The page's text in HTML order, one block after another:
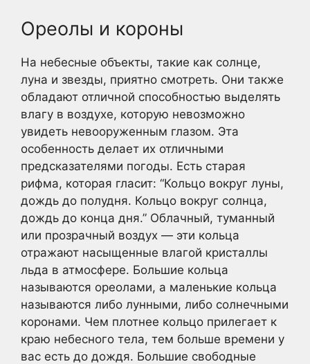
Ореолы и короны
На небесные объекты, такие как солнце,
луна и звезды, приятно смотреть. Они также
обладают отличной способностью выделять
влагу в воздухе, которую невозможно
увидеть невооруженным глазом. Эта
особенность делает их отличными
предсказателями погоды. Есть старая
рифма, которая гласит: “Кольцо вокруг луны,
дождь до полудня. Кольцо вокруг солнца,
дождь до конца дня.” Облачный, туманный
или прозрачный воздух — эти кольца
отражают насыщенные влагой кристаллы
льда в атмосфере. Большие кольца
называются ореолами, а маленькие кольца
называются либо лунными, либо солнечными
коронами. Чем плотнее кольцо прилегает к
краю небесного тела, тем больше времени у
вас есть до дождя. Большие свободные